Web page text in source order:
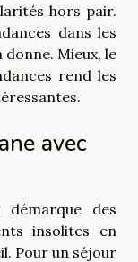
hors pair.
dans les
Mieux, le
rend les
avec
démarque des
insolites en
Pour un séjour